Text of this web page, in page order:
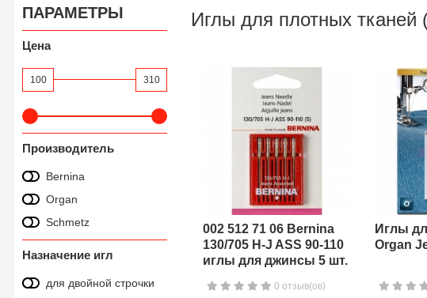
ПАРАМЕТРЫ
Цена
100 310
Производитель
Bernina
Organ
Schmetz
Назначение игл
для двойной строчки
Иглы для плотных тканей
002 512 71 06 Bernina
130/705 H-J ASS 90-110
иглы для джинсы 5 шт.
0 отзыв(ов)
Иглы
Organ